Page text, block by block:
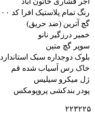
رنگ تمام پلاستیک افرا کد ۱۰۰
گچ آترین (ضد حریق)
خمیر درزگیر نانو
سوپر گچ متین
بلوک دوجداره سبک استاندارد
خاک رس آسیاب شده قم
ژل میکرو سیلیس
پودر بندکشی پروپومکس
۲۲۳۲۲۵